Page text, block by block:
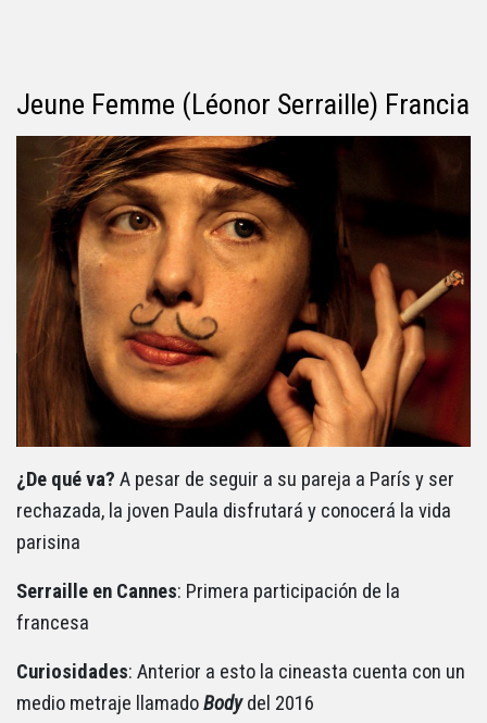
Jeune Femme (Léonor Serraille) Francia
¿De qué va? A pesar de seguir a su pareja a París y ser
rechazada, la joven Paula disfrutará y conocerá la vida
parisina
Serraille en Cannes: Primera participación de la
francesa
Curiosidades: Anterior a esto la cineasta cuenta con un
medio metraje llamadoBodydel 2016